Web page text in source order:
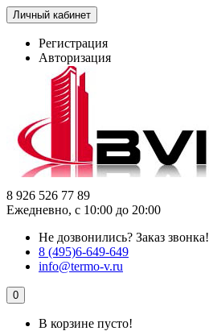
Личный кабинет
Регистрация
Авторизация
8 926 526 77 89
Ежедневно, с 10:00 до 20:00
Не дозвонились? Заказ звонка!
8 (495)6-649-649
info@termo-v.ru
0
В корзине пусто!